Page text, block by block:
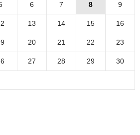
6 7 8 9
13 14 15 16
20 21 22 23
27 28 29 30